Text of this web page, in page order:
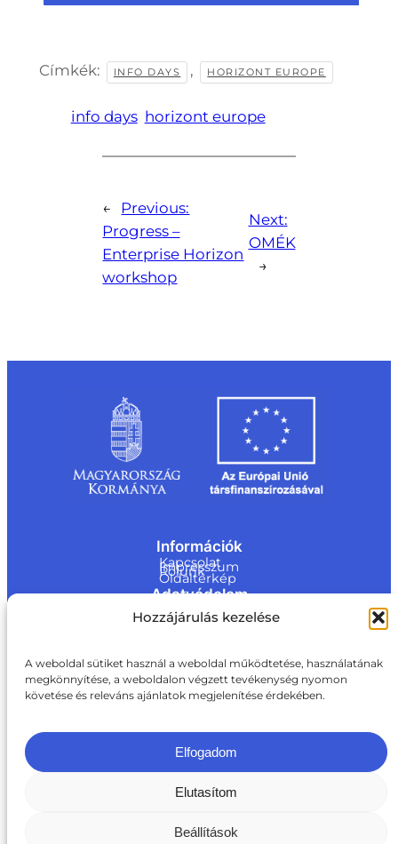
Hozzájárulás kezelése
A weboldal sütiket használ a weboldal működtetése, használatának
megkönnyítése, a weboldalon végzett tevékenység nyomon
követése és releváns ajánlatok megjelenítése érdekében.
Elfogadom
Elutasítom
Beállítások
Címkék: INFO DAYS , HORIZONT EUROPE
info days horizont europe
←
Previous:
Progress –
Enterprise Horizon
workshop
Next:
OMÉK
→
Információk
Kapcsolat
Impresszum
Rólunk
Oldaltérkép
Adatvédelem
Jogi nyilatkozat
Adatvédelmi nyilatkozat
Akadálymentesítési nyilatkozat
ite@a
ki.gov.